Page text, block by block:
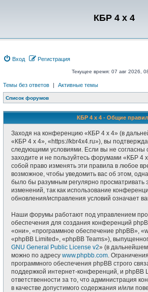
КБР 4 x 4
Вход Регистрация
Текущее время: 07 авг 2026,
Темы без ответов | Активные темы
Список форумов
КБР 4 x 4 - Общие
Заходя на конференцию «КБР 4 x 4» (в
«КБР 4 x 4», «https://kbr4x4.ru»), вы
следующими условиями. Если вы не согласны
заходите и не пользуйтесь форумами «КБР 4
собой право изменять эти правила в любое
возможное, чтобы уведомить вас об этом,
было бы разумным регулярно просматривать
изменений, так как использование
обновления/исправления условий означает
Наши форумы работают под управлением
обеспечения для создания конференций
«они», «программное обеспечение phpBB»,
«phpBB Limited», «phpBB Teams»),
GNU General Public License v2» (в дальнейшем
можно по адресу www.phpbb.com.
программного обеспечения phpBB строго
поддержкой интернет-конференций, и phpBB
ответственности за то, что администрация
в качестве допустимого содержания и/или